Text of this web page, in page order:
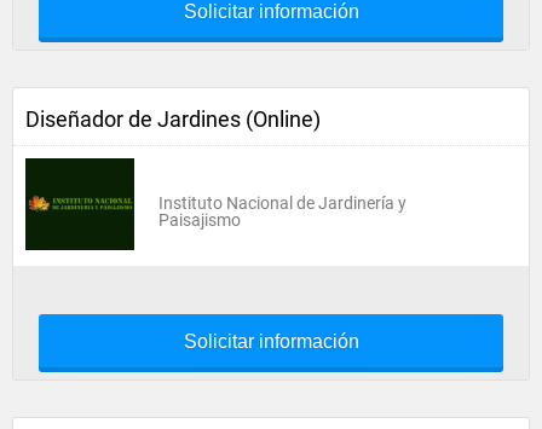
Solicitar información
Diseñador de Jardines (Online)
Instituto Nacional de Jardinería y
Paisajismo
Solicitar información